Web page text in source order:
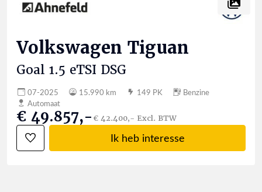
Volkswagen Tiguan
Goal 1.5 eTSI DSG
07-2025 15.990 km 149 PK
Benzine
Automaat
€ 49.857,-€ 42.400,- Excl. BTW
Ik heb interesse